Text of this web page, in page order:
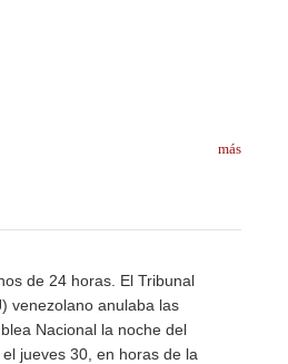
de 24 horas. El Tribunal
venezolano anulaba las
Nacional la noche del
jueves 30, en horas de la
más